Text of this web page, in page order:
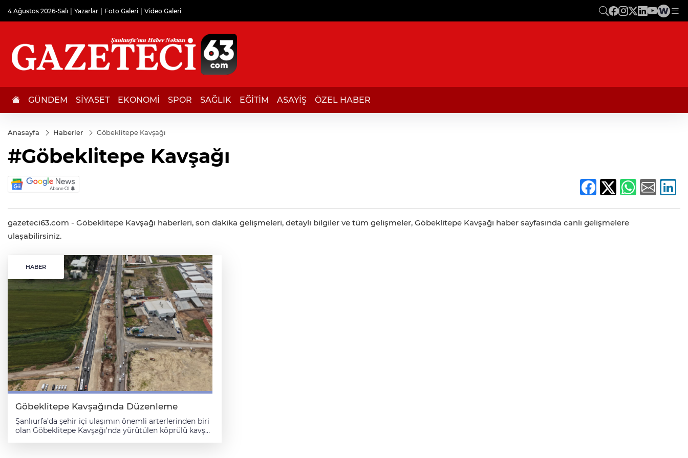
4 Ağustos 2026-Salı Yazarlar Foto Galeri Video Galeri
GÜNDEM SİYASET EKONOMİ SPOR SAĞLIK EĞİTİM ASAYİŞ ÖZEL HABER
Anasayfa Haberler Göbeklitepe Kavşağı
#Göbeklitepe Kavşağı
gazeteci63.com - Göbeklitepe Kavşağı haberleri, son dakika gelişmeleri, detaylı bilgiler ve tüm gelişmeler, Göbeklitepe Kavşağı haber sayfasında canlı gelişmelere
ulaşabilirsiniz.
HABER
Göbeklitepe Kavşağında Düzenleme
Şanlıurfa’da şehir içi ulaşımın önemli arterlerinden biri
olan Göbeklitepe Kavşağı’nda yürütülen köprülü kavşak